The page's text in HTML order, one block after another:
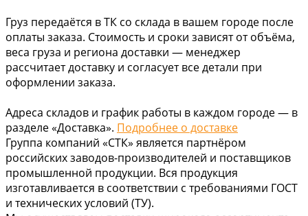
Груз передаётся в ТК со склада в вашем городе после
оплаты заказа. Стоимость и сроки зависят от объёма,
веса груза и региона доставки — менеджер
рассчитает доставку и согласует все детали при
оформлении заказа.
Адреса складов и график работы в каждом городе — в
разделе «Доставка». Подробнее о доставке
Группа компаний «СТК» является партнёром
российских заводов-производителей и поставщиков
промышленной продукции. Вся продукция
изготавливается в соответствии с требованиями ГОСТ
и технических условий (ТУ).